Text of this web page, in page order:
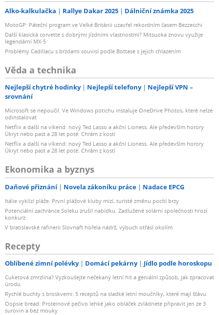
Alko-kalkulačka Rallye Dakar 2025 Dálniční známka 2025
MotoGP: Páteční program ve Velké Británii uzavřel rekordním časem Bezzecchi
Další klasická corvette s dobrými jízdními vlastnostmi? Mitsuoka znovu využije
legendární MX-5
Problémy Cadillacu s brzdami souvisí podle Bottase s jejich chlazením
Věda a technika
Nejlepší chytré hodinky Nejlepší telefony
Nejlepší VPN –
srovnání
Microsoft se nepoučil. Ve Windows potichu instaluje OneDrive Photos, které nelze
odinstalovat
Netflix a další na víkend: nový Ted Lasso a akční Lioness. Ale především horory
Úkryt nebo past a 28 let poté: Chrám z kostí
Netflix a další na víkend: nový Ted Lasso a akční Lioness. Ale především horory
Úkryt nebo past a 28 let poté: Chrám z kostí
Ekonomika a byznys
Daňové přiznání Novela zákoníku práce Nadace EPCG
Itálie vyklízí pláže. První plážové kluby mizí, turisté změnu pocítí brzy
Potenciální zachránce Soleku zrušil nabídku. Zadlužené solární společnosti hrozí
konkurz
V bratislavské rafinerii Slovnaft hořela nádrž, výbuch otřásl okolím
Recepty
Oblíbené zimní polévky Domácí pekárny Jídlo podle horoskopu
Cuketová zmrzlina? Vyzkoušejte nečekaný letní hit a geniální způsob, jak zpracovat
úrodu
Rychlé buchty s broskvemi: 5 receptů na sladké letní moučníky, které mají šťávu
Oopsie bread: Proteinové pečivo lehké jako obláček zvládnete připravit jen ze 3
surovin a bez mouky